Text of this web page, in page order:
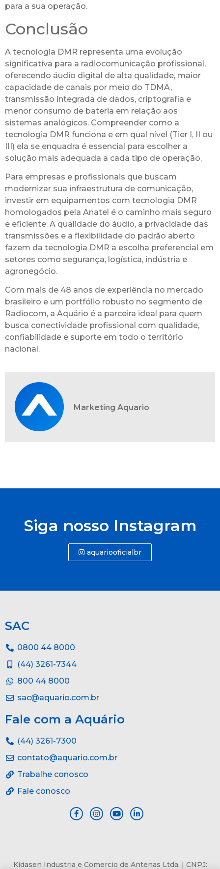
para a sua operação.
Conclusão
A tecnologia DMR representa uma evolução
significativa para a radiocomunicação profissional,
oferecendo áudio digital de alta qualidade, maior
capacidade de canais por meio do TDMA,
transmissão integrada de dados, criptografia e
menor consumo de bateria em relação aos
sistemas analógicos. Compreender como a
tecnologia DMR funciona e em qual nível (Tier I, II ou
III) ela se enquadra é essencial para escolher a
solução mais adequada a cada tipo de operação.
Para empresas e profissionais que buscam
modernizar sua infraestrutura de comunicação,
investir em equipamentos com tecnologia DMR
homologados pela Anatel é o caminho mais seguro
e eficiente. A qualidade do áudio, a privacidade das
transmissões e a flexibilidade do padrão aberto
fazem da tecnologia DMR a escolha preferencial em
setores como segurança, logística, indústria e
agronegócio.
Com mais de 48 anos de experiência no mercado
brasileiro e um portfólio robusto no segmento de
Radiocom, a Aquário é a parceira ideal para quem
busca conectividade profissional com qualidade,
confiabilidade e suporte em todo o território
nacional.
Marketing Aquario
Siga nosso Instagram
aquariooficialbr
SAC
0800 44 8000
(44) 3261-7344
800 44 8000
sac@aquario.com.br
Fale com a Aquário
(44) 3261-7300
contato@aquario.com.br
Trabalhe conosco
Fale conosco
Kidasen Industria e Comercio de Antenas Ltda. | CNPJ: